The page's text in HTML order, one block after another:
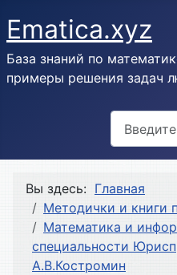
Ematica.xyz
База знаний по
примеры решения задач
Вы здесь: Главная
Методички и книги
Математика и
специальности
А.В.Костромин